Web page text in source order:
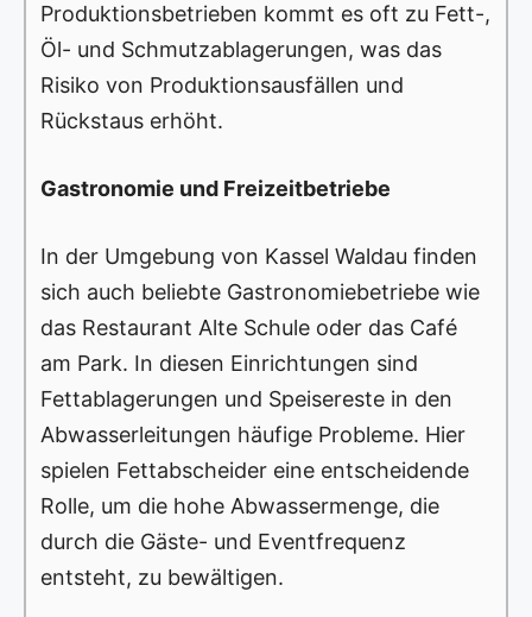
Produktionsbetrieben kommt es oft zu Fett-,
Öl- und Schmutzablagerungen, was das
Risiko von Produktionsausfällen und
Rückstaus erhöht.
Gastronomie und Freizeitbetriebe
In der Umgebung von Kassel Waldau finden
sich auch beliebte Gastronomiebetriebe wie
das Restaurant Alte Schule oder das Café
am Park. In diesen Einrichtungen sind
Fettablagerungen und Speisereste in den
Abwasserleitungen häufige Probleme. Hier
spielen Fettabscheider eine entscheidende
Rolle, um die hohe Abwassermenge, die
durch die Gäste- und Eventfrequenz
entsteht, zu bewältigen.